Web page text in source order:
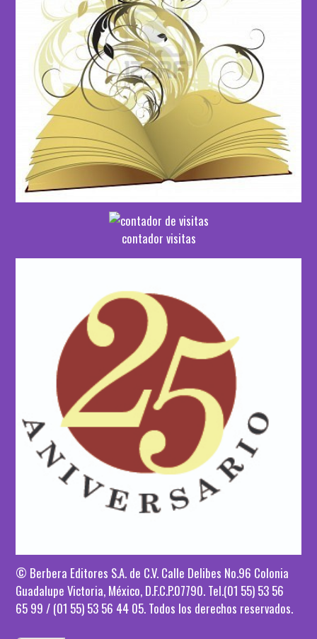
contador visitas
© Berbera Editores S.A. de C.V. Calle Delibes No.96 Colonia
Guadalupe Victoria, México, D.F.C.P.07790. Tel.(01 55) 53 56
65 99 / (01 55) 53 56 44 05. Todos los derechos reservados.